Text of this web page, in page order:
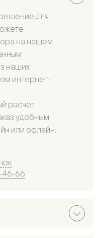
для
на нашем
наших
интернет-
расчет
удобным
или офлайн.
46-66